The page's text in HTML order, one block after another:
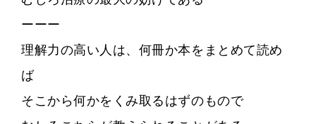
ーーー
理解力の高い人は、何冊か本をまとめて読め
ば
そこから何かをくみ取るはずのもので